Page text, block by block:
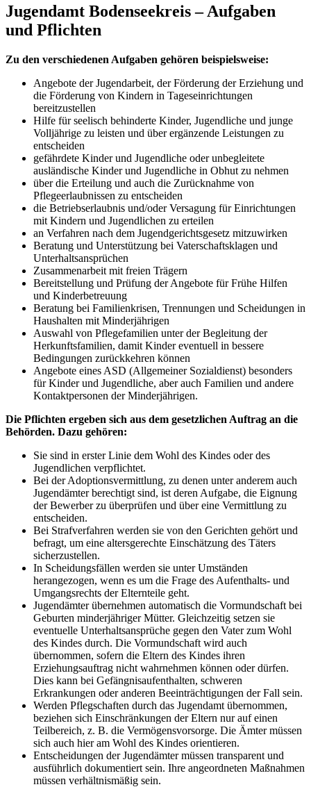
Jugendamt Bodenseekreis – Aufgaben
und Pflichten
Zu den verschiedenen Aufgaben gehören beispielsweise:
Angebote der Jugendarbeit, der Förderung der Erziehung und
die Förderung von Kindern in Tageseinrichtungen
bereitzustellen
Hilfe für seelisch behinderte Kinder, Jugendliche und junge
Volljährige zu leisten und über ergänzende Leistungen zu
entscheiden
gefährdete Kinder und Jugendliche oder unbegleitete
ausländische Kinder und Jugendliche in Obhut zu nehmen
über die Erteilung und auch die Zurücknahme von
Pflegeerlaubnissen zu entscheiden
die Betriebserlaubnis und/oder Versagung für Einrichtungen
mit Kindern und Jugendlichen zu erteilen
an Verfahren nach dem Jugendgerichtsgesetz mitzuwirken
Beratung und Unterstützung bei Vaterschaftsklagen und
Unterhaltsansprüchen
Zusammenarbeit mit freien Trägern
Bereitstellung und Prüfung der Angebote für Frühe Hilfen
und Kinderbetreuung
Beratung bei Familienkrisen, Trennungen und Scheidungen in
Haushalten mit Minderjährigen
Auswahl von Pflegefamilien unter der Begleitung der
Herkunftsfamilien, damit Kinder eventuell in bessere
Bedingungen zurückkehren können
Angebote eines ASD (Allgemeiner Sozialdienst) besonders
für Kinder und Jugendliche, aber auch Familien und andere
Kontaktpersonen der Minderjährigen.
Die Pflichten ergeben sich aus dem gesetzlichen Auftrag an die
Behörden. Dazu gehören:
Sie sind in erster Linie dem Wohl des Kindes oder des
Jugendlichen verpflichtet.
Bei der Adoptionsvermittlung, zu denen unter anderem auch
Jugendämter berechtigt sind, ist deren Aufgabe, die Eignung
der Bewerber zu überprüfen und über eine Vermittlung zu
entscheiden.
Bei Strafverfahren werden sie von den Gerichten gehört und
befragt, um eine altersgerechte Einschätzung des Täters
sicherzustellen.
In Scheidungsfällen werden sie unter Umständen
herangezogen, wenn es um die Frage des Aufenthalts- und
Umgangsrechts der Elternteile geht.
Jugendämter übernehmen automatisch die Vormundschaft bei
Geburten minderjähriger Mütter. Gleichzeitig setzen sie
eventuelle Unterhaltsansprüche gegen den Vater zum Wohl
des Kindes durch. Die Vormundschaft wird auch
übernommen, sofern die Eltern des Kindes ihren
Erziehungsauftrag nicht wahrnehmen können oder dürfen.
Dies kann bei Gefängnisaufenthalten, schweren
Erkrankungen oder anderen Beeinträchtigungen der Fall sein.
Werden Pflegschaften durch das Jugendamt übernommen,
beziehen sich Einschränkungen der Eltern nur auf einen
Teilbereich, z. B. die Vermögensvorsorge. Die Ämter müssen
sich auch hier am Wohl des Kindes orientieren.
Entscheidungen der Jugendämter müssen transparent und
ausführlich dokumentiert sein. Ihre angeordneten Maßnahmen
müssen verhältnismäßig sein.